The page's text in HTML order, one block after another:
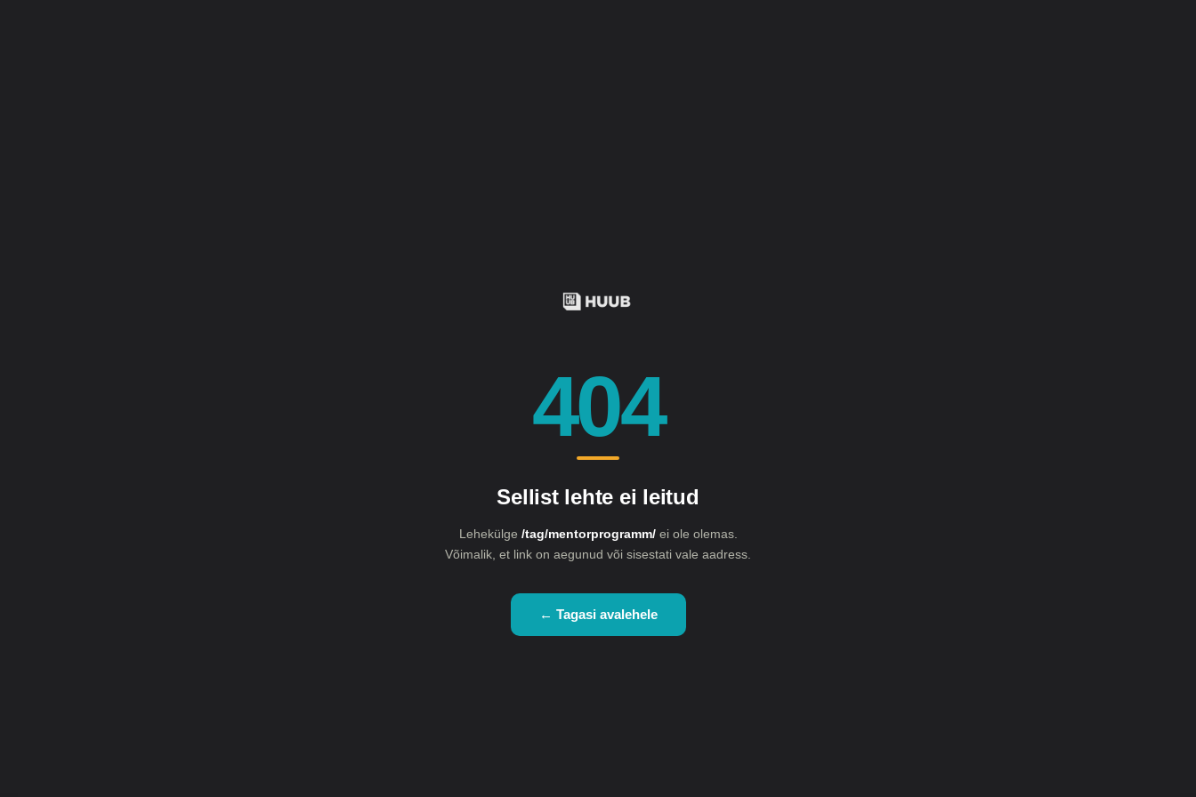
404
Sellist lehte ei leitud
Lehekülge /tag/mentorprogramm/ei ole olemas.
Võimalik, et link on aegunud või sisestati vale aadress.
← Tagasi avalehele